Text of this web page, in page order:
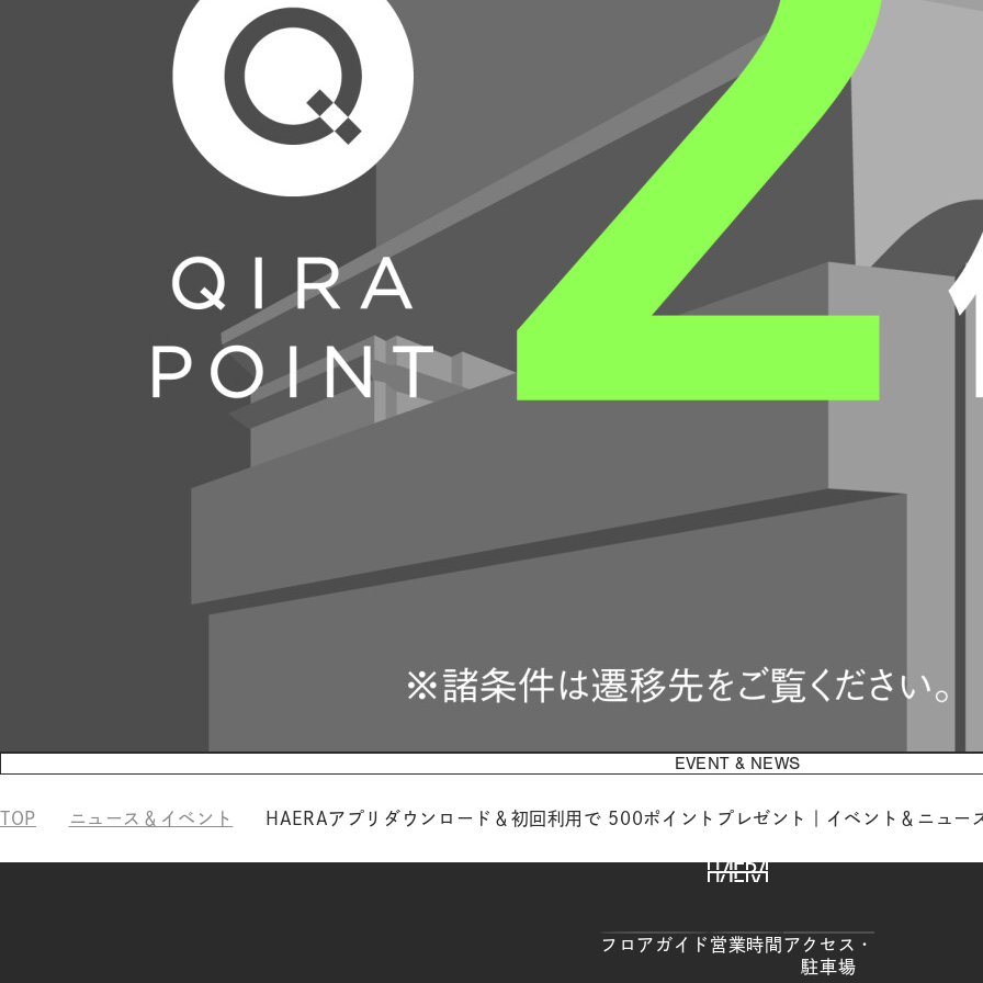
EVENT & NEWS
TOP ニュース＆イベント HAERAアプリダウンロード＆初回利用で 500ポイントプレゼント｜イベント＆ニュー
HAERA
フロアガイド 営業時間 アクセス ・
駐車場